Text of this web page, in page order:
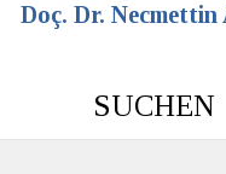
Doç. Dr. Necmettin
SUCHEN